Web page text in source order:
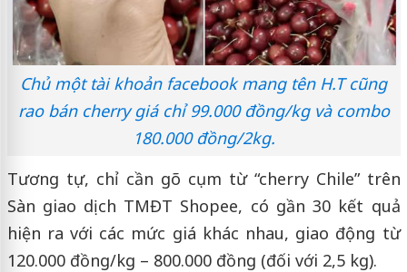
Chủ một tài khoản facebook mang tên H.T cũng
rao bán cherry giá chỉ 99.000 đồng/kg và combo
180.000 đồng/2kg.
Tương tự, chỉ cần gõ cụm từ “cherry Chile” trên
Sàn giao dịch TMĐT Shopee, có gần 30 kết quả
hiện ra với các mức giá khác nhau, giao động từ
120.000 đồng/kg – 800.000 đồng (đối với 2,5 kg).